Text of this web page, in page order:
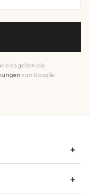
es gelten die
von Google.